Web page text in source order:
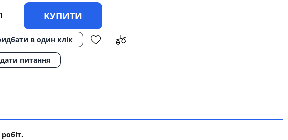
КУПИТИ
в один клік
питання